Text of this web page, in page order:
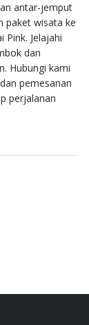
antar-jemput
paket wisata ke
Pink. Jelajahi
dan
Hubungi kami
pemesanan
perjalanan